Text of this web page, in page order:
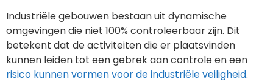
Industriële gebouwen bestaan uit dynamische
omgevingen die niet 100% controleerbaar zijn. Dit
betekent dat de activiteiten die er plaatsvinden
kunnen leiden tot een gebrek aan controle en een
risico kunnen vormen voor de industriële veiligheid.